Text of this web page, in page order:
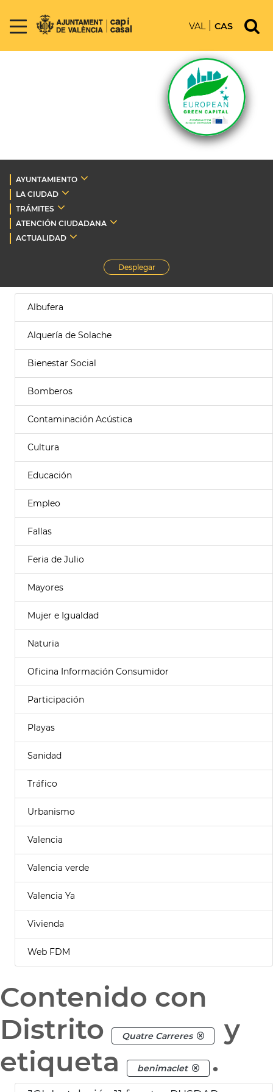
VAL CAS
AYUNTAMIENTO
LA CIUDAD
TRÁMITES
ATENCIÓN CIUDADANA
ACTUALIDAD
Desplegar
Albufera
Alquería de Solache
Bienestar Social
Bomberos
Contaminación Acústica
Cultura
Educación
Empleo
Fallas
Feria de Julio
Mayores
Mujer e Igualdad
Naturia
Oficina Información Consumidor
Participación
Playas
Sanidad
Tráfico
Urbanismo
Valencia
Valencia verde
Valencia Ya
Vivienda
Web FDM
Contenido con
Distrito
Quatre Carreres
y
etiqueta
benimaclet .